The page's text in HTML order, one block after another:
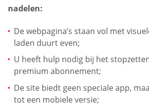
nadelen:
De webpagina’s staan vol met
laden duurt even;
U heeft hulp nodig bij het
premium abonnement;
De site biedt geen speciale app,
tot een mobiele versie;